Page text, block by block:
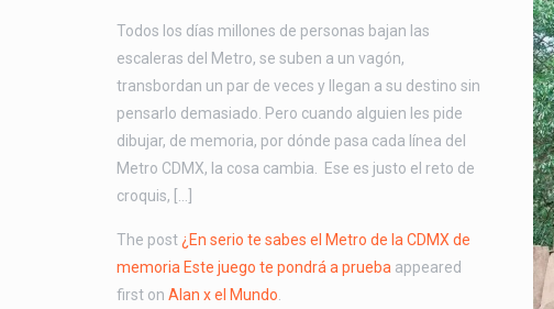
Todos los días millones de personas bajan las
escaleras del Metro, se suben a un vagón,
transbordan un par de veces y llegan a su destino sin
pensarlo demasiado. Pero cuando alguien les pide
dibujar, de memoria, por dónde pasa cada línea del
Metro CDMX, la cosa cambia. Ese es justo el reto de
croquis, […]
The post¿En serio te sabes el Metro de la CDMX de
memoria Este juego te pondrá a pruebaappeared
first on Alan x el Mundo.